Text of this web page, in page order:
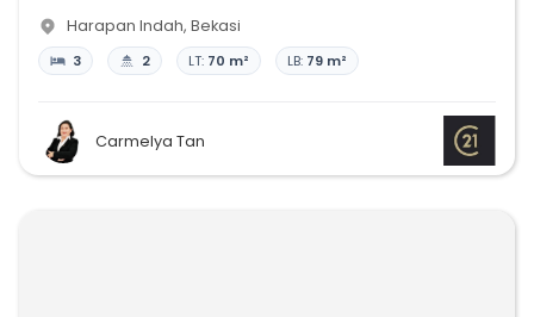
Harapan Indah, Bekasi
3 2 LT: 70 m² LB: 79 m²
Carmelya Tan